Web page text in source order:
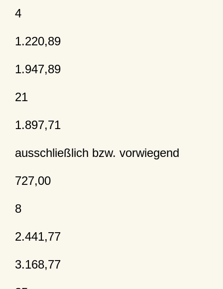
4
1.220,89
1.947,89
21
1.897,71
ausschließlich bzw. vorwiegend
727,00
8
2.441,77
3.168,77